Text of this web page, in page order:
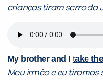
crianças tiram sarro da
My brother and I take
Meu irmão e eu tiramos